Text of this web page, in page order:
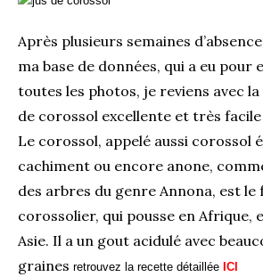
Après plusieurs semaines
ma base de données, qui a eu pour
toutes les photos, je reviens avec
de corossol excellente et très
Le corossol, appelé aussi corossol
cachiment ou encore anone,
des arbres du genre Annona, est le
corossolier, qui pousse en Afrique,
Asie. Il a un gout acidulé avec
graines retrouvez la recette détaillée ICI